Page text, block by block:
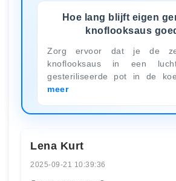
Hoe lang blijft eigen
knoflooksaus
Zorg ervoor dat je de
knoflooksaus in een
gesteriliseerde pot in de
meer
Lena Kurt
2025-09-21 10:39:36